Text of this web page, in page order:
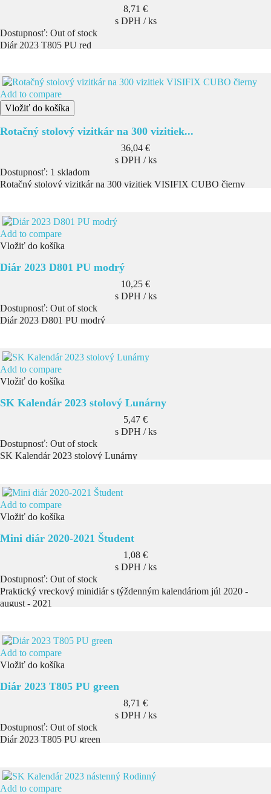
Cena
8,71 €
s DPH / ks
Dostupnosť: Out of stock
Diár 2023 T805 PU red
Add to compare
Vložiť do košíka
Rotačný stolový vizitkár na 300 vizitiek...
Cena
36,04 €
s DPH / ks
Dostupnosť: 1 skladom
Rotačný stolový vizitkár na 300 vizitiek VISIFIX CUBO čierny
Add to compare
Vložiť do košíka
Diár 2023 D801 PU modrý
Cena
10,25 €
s DPH / ks
Dostupnosť: Out of stock
Diár 2023 D801 PU modrý
Add to compare
Vložiť do košíka
SK Kalendár 2023 stolový Lunárny
Cena
5,47 €
s DPH / ks
Dostupnosť: Out of stock
SK Kalendár 2023 stolový Lunárny
Add to compare
Vložiť do košíka
Mini diár 2020-2021 Študent
Cena
1,08 €
s DPH / ks
Dostupnosť: Out of stock
Praktický vreckový minidiár s týždenným kalendáriom júl 2020 -
august - 2021
Add to compare
Vložiť do košíka
Diár 2023 T805 PU green
Cena
8,71 €
s DPH / ks
Dostupnosť: Out of stock
Diár 2023 T805 PU green
Add to compare